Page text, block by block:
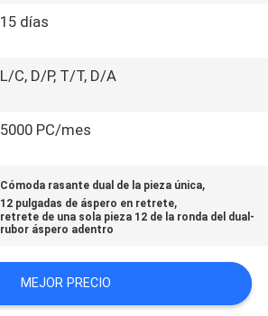
15 días
L/C, D/P, T/T, D/A
5000 PC/mes
Cómoda rasante dual de la pieza única,
12 pulgadas de áspero en retrete,
retrete de una sola pieza 12 de la ronda del dual-
rubor áspero adentro
MEJOR PRECIO